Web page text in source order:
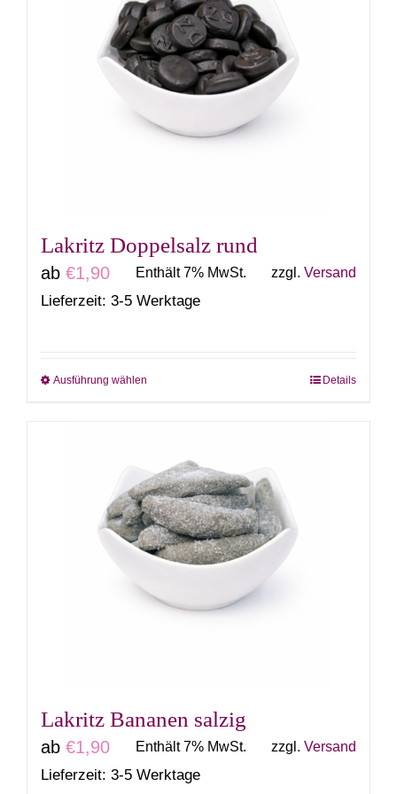
Varianten
auf.
Die
Optionen
können
werden
Lakritz Doppelsalz rund
ab €1,90 Enthält 7% MwSt. zzgl. Versand
Lieferzeit: 3-5 Werktage
Ausführung wählen
mehrere
Varianten
auf.
Die
Optionen
können
werden
Details
Lakritz Bananen salzig
ab €1,90 Enthält 7% MwSt. zzgl. Versand
Lieferzeit: 3-5 Werktage